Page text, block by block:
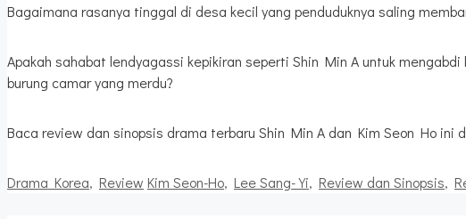
Bagaimana rasanya tinggal di desa kecil yang penduduknya saling
Apakah sahabat lendyagassi kepikiran seperti Shin Min A untuk
burung camar yang merdu?
Baca review dan sinopsis drama terbaru Shin Min A dan Kim Seon Ho ini
Kategori
Drama Korea, Review Tag
Kim Seon-Ho, Lee Sang-Yi, Review dan Sinopsis,